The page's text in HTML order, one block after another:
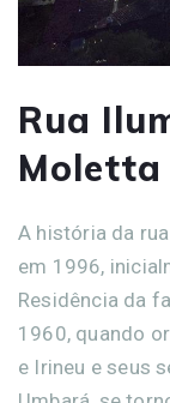
Rua
Moletta
A história da
em 1996,
Residência da
1960, quando
e Irineu e seus